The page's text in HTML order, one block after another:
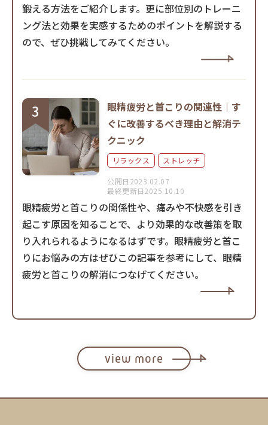
鍛える方法をご紹介します。更に部位別のトレーニ
ング法と効果を実感するためのポイントを解説する
ので、ぜひ挑戦してみてください。
眼精疲労と首こりの関連性｜す
ぐに改善するべき理由と解消テ
クニック
リラックス ストレッチ
公開日2023.02.07
最終更新日2025.10.10
眼精疲労と首こりの関係性や、痛みや不快感を引き
起こす原因を知ることで、より効果的な改善策を取
り入れられるようになるはずです。眼精疲労と首こ
りにお悩みの方はぜひこの記事を参考にして、眼精
疲労と首こりの解消につなげてください。
view more